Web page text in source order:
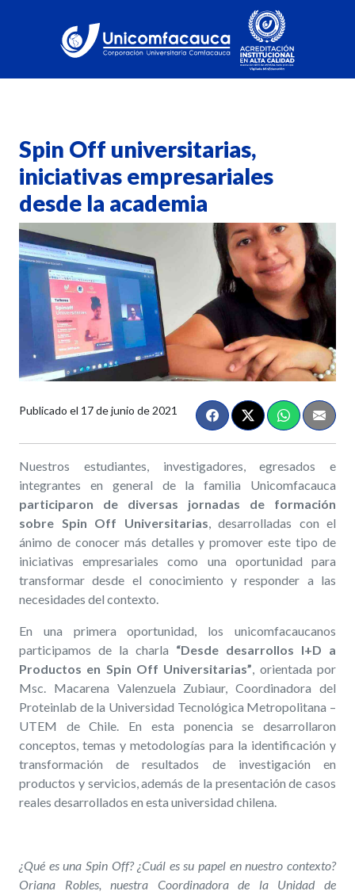
Spin Off universitarias,
iniciativas empresariales
desde la academia
Publicado el 17 de junio de 2021
Nuestros estudiantes, investigadores, egresados e
integrantes en general de la familia Unicomfacauca
participaron de diversas jornadas de formación
sobre Spin Off Universitarias , desarrolladas con el
ánimo de conocer más detalles y promover este tipo de
iniciativas empresariales como una oportunidad para
transformar desde el conocimiento y responder a las
necesidades del contexto.
En una primera oportunidad, los unicomfacaucanos
participamos de la charla “Desde desarrollos I+D a
Productos en Spin Off Universitarias” , orientada por
Msc. Macarena Valenzuela Zubiaur, Coordinadora del
Proteinlab de la Universidad Tecnológica Metropolitana –
UTEM de Chile. En esta ponencia se desarrollaron
conceptos, temas y metodologías para la identificación y
transformación de resultados de investigación en
productos y servicios, además de la presentación de casos
reales desarrollados en esta universidad chilena.
¿Qué es una Spin Off? ¿Cuál es su papel en nuestro contexto?
Oriana Robles, nuestra Coordinadora de la Unidad de